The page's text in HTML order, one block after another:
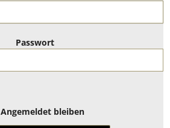
Passwort
Angemeldet bleiben